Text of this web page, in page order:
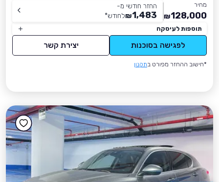
מחיר
128,000
₪
החזר חודשי מ-
1,483
₪לחודש*
תוספות לעיסקה
לפגישה בסוכנות יצירת קשר
*חישוב ההחזר מפורט בתקנון